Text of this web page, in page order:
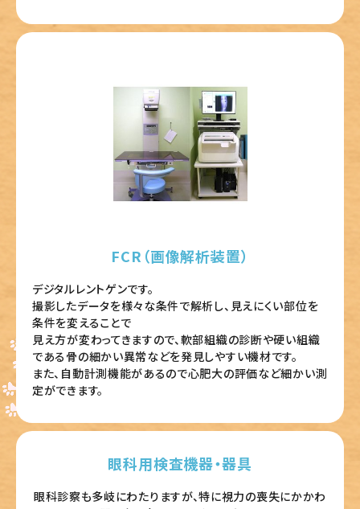
FCR（画像解析装置）
デジタルレントゲンです。
撮影したデータを様々な条件で解析し、見えにくい部位を
条件を変えることで
見え方が変わってきますので、軟部組織の診断や硬い組織
である骨の細かい異常などを発見しやすい機材です。
また、自動計測機能があるので心肥大の評価など細かい測
定ができます。
眼科用検査機器・器具
眼科診察も多岐にわたりますが、特に視力の喪失にかかわ